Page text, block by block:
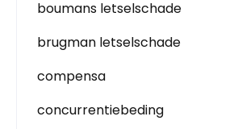
boumans letselschade
brugman letselschade
compensa
concurrentiebeding